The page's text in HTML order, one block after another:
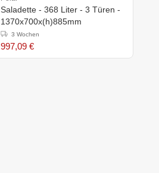
Saladette - 368 Liter - 3 Türen -
1370x700x(h)885mm
3 Wochen
997,09 €